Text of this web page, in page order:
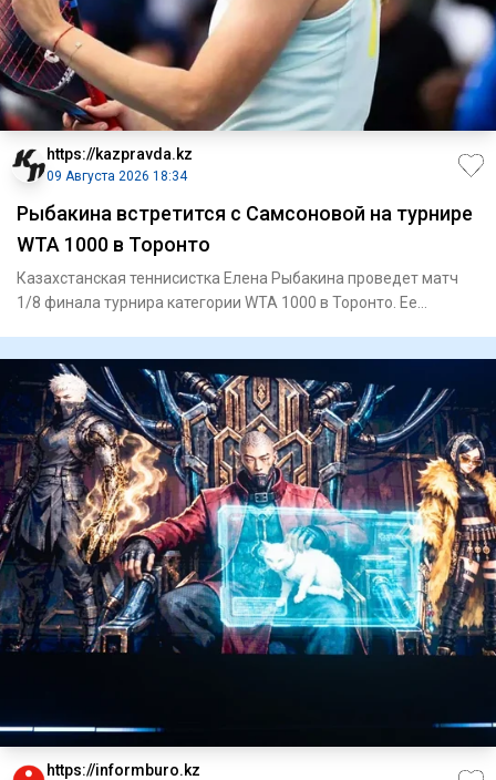
https://kazpravda.kz
09 Августа 2026 18:34
Рыбакина встретится с Самсоновой на турнире
WTA 1000 в Торонто
Казахстанская теннисистка Елена Рыбакина проведет матч
1/8 финала турнира категории WTA 1000 в Торонто. Ее
https://informburo.kz